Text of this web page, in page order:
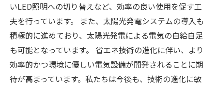
いLED照明への切り替えなど、効率の良い使用を促す工
夫を行っています。 また、太陽光発電システムの導入も
積極的に進めており、太陽光発電による電気の自給自足
も可能となっています。 省エネ技術の進化に伴い、より
効率的かつ環境に優しい電気設備が開発されることに期
待が高まっています。私たちは今後も、技術の進化に敏